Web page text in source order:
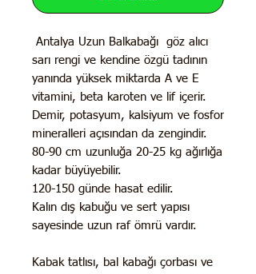
Antalya Uzun Balkabağı göz alıcı
sarı rengi ve kendine özgü tadının
yanında yüksek miktarda A ve E
vitamini, beta karoten ve lif içerir.
Demir, potasyum, kalsiyum ve fosfor
mineralleri açısından da zengindir.
80-90 cm uzunluğa 20-25 kg ağırlığa
kadar büyüyebilir.
120-150 günde hasat edilir.
Kalın dış kabuğu ve sert yapısı
sayesinde uzun raf ömrü vardır.
Kabak tatlısı, bal kabağı çorbası ve